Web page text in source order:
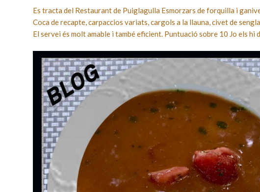
Es tracta del Restaurant de Puiglagulla Esmorzars de forquilla i
Coca de recapte, carpaccios variats, cargols a la llauna, civet de
El servei és molt amable i també eficient. Puntuació sobre 10 Jo els hi